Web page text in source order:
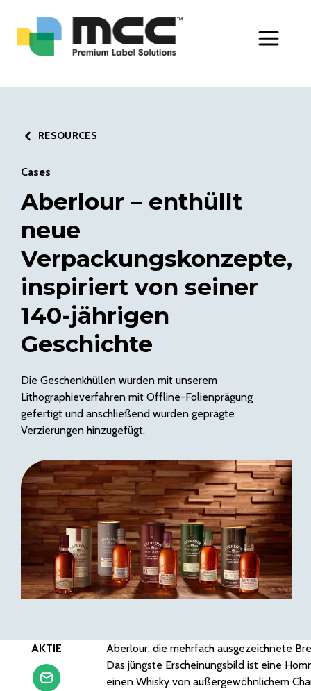
RESOURCES
Cases
Aberlour – enthüllt
neue
Verpackungskonzepte,
inspiriert von seiner
140-jährigen
Geschichte
Die Geschenkhüllen wurden mit unserem
Lithographieverfahren mit Offline-Folienprägung
gefertigt und anschließend wurden geprägte
Verzierungen hinzugefügt.
AKTIE
Aberlour, die mehrfach ausgezeichnete
Das jüngste Erscheinungsbild ist eine
einen Whisky von außergewöhnlichem